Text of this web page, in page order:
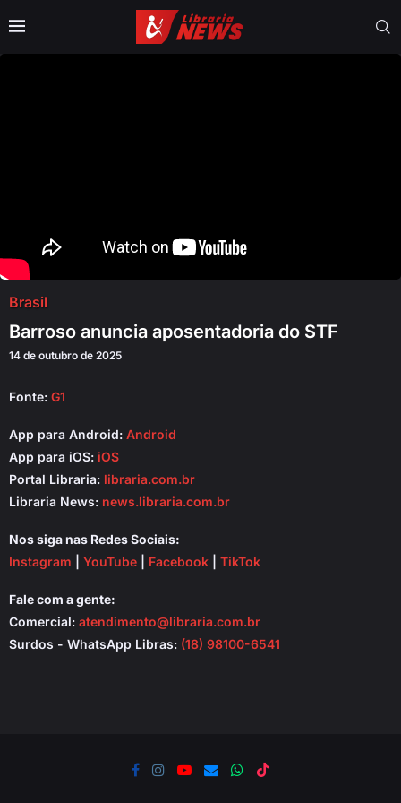
Brasil
Barroso anuncia aposentadoria do STF
14 de outubro de 2025
Fonte: G1
App para Android: Android
App para iOS: iOS
Portal Libraria: libraria.com.br
Libraria News: news.libraria.com.br
Nos siga nas Redes Sociais:
Instagram
YouTube Facebook TikTok
Fale com a gente:
Comercial: atendimento@libraria.com.br
Surdos - WhatsApp Libras: (18) 98100-6541